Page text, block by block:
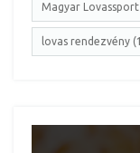
Magyar
lovas rendezvény